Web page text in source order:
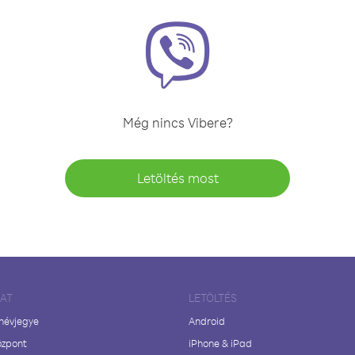
Még nincs Vibere?
Letöltés most
LETÖLTÉS
Android
iPhone & iPad